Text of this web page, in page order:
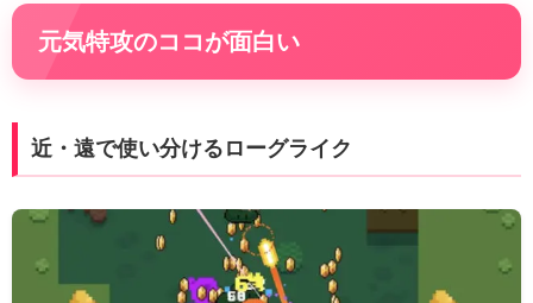
元気特攻のココが面白い
近・遠で使い分けるローグライク